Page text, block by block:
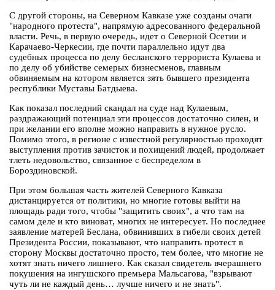
С другой стороны, на Северном Кавказе уже созданы очаги
"народного протеста", напрямую адресованного федеральной
власти. Речь, в первую очередь, идет о Северной Осетии и
Карачаево-Черкесии, где почти параллельно идут два
судебных процесса по делу бесланского террориста Кулаева и
по делу об убийстве семерых бизнесменов, главным
обвиняемым на котором является зять бывшего президента
республики Муставы Батдыева.
Как показал последний скандал на суде над Кулаевым,
раздражающий потенциал эти процессов достаточно силен, и
при желании его вполне можно направить в нужное русло.
Помимо этого, в регионе с известной регулярностью проходят
выступления против зачисток и похищений людей, продолжает
тлеть недовольство, связанное с беспределом в
Бороздиновской.
При этом большая часть жителей Северного Кавказа
дистанцируется от политики, но многие готовы выйти на
площадь ради того, чтобы "защитить своих", а что там на
самом деле и кто виноват, многих не интересует. Но последнее
заявление матерей Беслана, обвинивших в гибели своих детей
Президента России, показывают, что направить протест в
сторону Москвы достаточно просто, тем более, что многие не
хотят знать ничего лишнего. Как сказал свидетель вчерашнего
покушения на ингушского премьера Мальсагова, "взрывают
чуть ли не каждый день… лучше ничего и не знать".